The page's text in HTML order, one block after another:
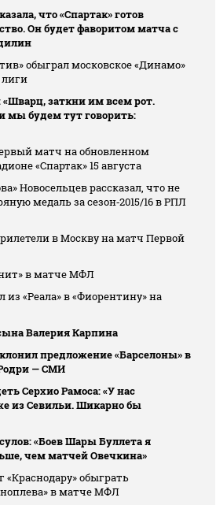
что «Спартак» готов
Он будет фаворитом матча с
обыграл московское «Динамо»
заткни им всем рот.
мы будем тут говорить:
матч на обновленном
«Спартак» 15 августа
Новосельцев рассказал, что не
медаль за сезон‑2015/16 в РПЛ
в Москву на матч Первой
в матче МФЛ
«Реала» в «Фиорентину» на
Валерия Карпина
предложение «Барселоны» в
— СМИ
Серхио Рамоса: «У нас
из Севильи. Шикарно бы
«Боев Шары Буллета я
чем матчей Овечкина»
«Краснодару» обыграть
в матче МФЛ